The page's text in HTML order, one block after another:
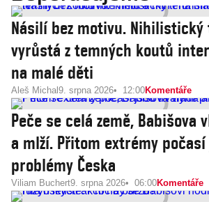
Násilí bez motivu.
vyrůstá z temných koutů
na malé děti
Aleš Michal 9. srpna 2026 12:00Komentáře
Peče se celá země, Babišova
a mlží. Přitom extrémy
problémy Česka
Viliam Buchert9. srpna 2026 06:00Komentáře